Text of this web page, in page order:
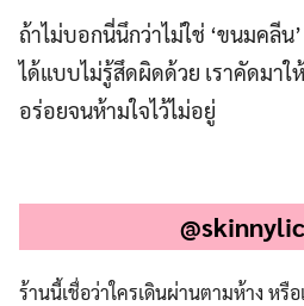
ถ้าไม่บอกนี่นึกว่าไม่ใช่ ‘ขนมคลีน
ได้แบบไม่รู้สึดผิดด้วย เราคัดมาใ
อร่อยจนห้ามใจไว้ไม่อยู่
ร้านนี้เชื่อว่าใครเดินผ่านตามห้าง หรือ